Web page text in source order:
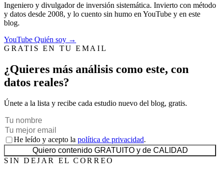
Ingeniero y divulgador de inversión sistemática. Invierto con método
y datos desde 2008, y lo cuento sin humo en YouTube y en este
blog.
YouTube Quién soy →
GRATIS EN TU EMAIL
¿Quieres más análisis como este, con
datos reales?
Únete a la lista y recibe cada estudio nuevo del blog, gratis.
He leído y acepto la política de privacidad.
Quiero contenido GRATUITO y de CALIDAD
SIN DEJAR EL CORREO